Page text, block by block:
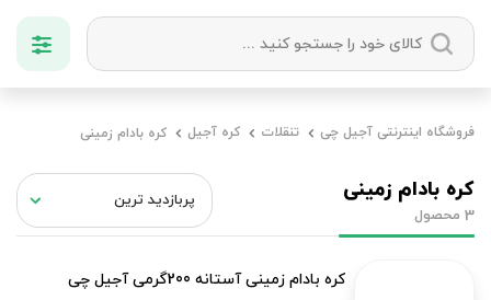
خشکبار
فروشگاه اینترنتی آجیل چی تنقلات کره آجیل کره بادام زمینی
کره بادام زمینی
3 محصول
کره بادام زمینی آستانه 200گرمی آجیل چی